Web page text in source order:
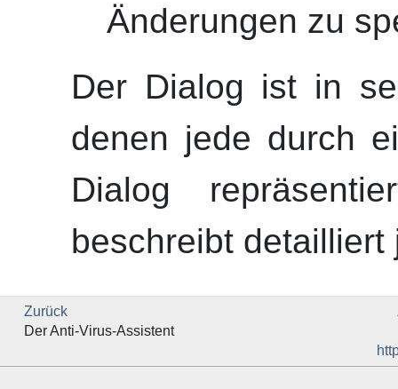
Änderungen zu
Der Dialog ist in
denen jede durch
Dialog
beschreibt
Zurück
Der Anti-Virus-Assistent